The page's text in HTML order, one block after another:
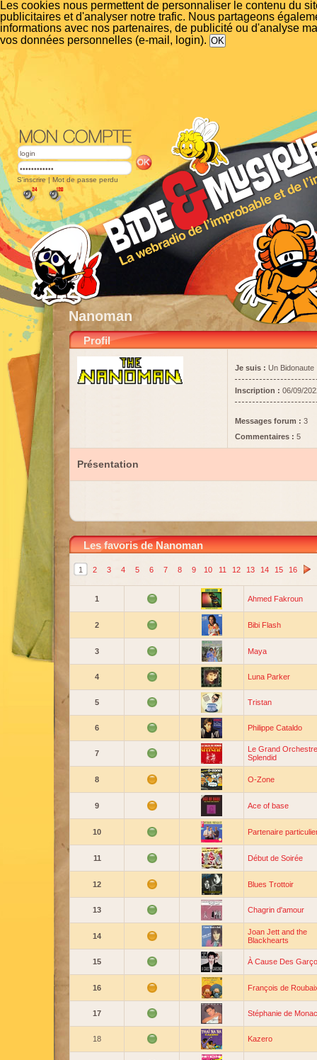
Les cookies nous permettent de personnaliser le contenu du
publicitaires et d'analyser notre trafic. Nous partageons
informations avec nos partenaires, de publicité ou d'analyse
vos données personnelles (e-mail, login).
S'inscrire | Mot de passe perdu
Nanoman
Profil
Je suis : Un Bidonaute
Inscription : 06/09/
Messages forum : 3
Commentaires : 5
Présentation
Les favoris de Nanoman
1 2 3 4 5 6 7 8 9 10 11 12 13 14 15 16
1 Ahmed Fakroun
2 Bibi Flash
3 Maya
4 Luna Parker
5 Tristan
6 Philippe Cataldo
7
Le Grand
Splendid
8 O-Zone
9 Ace of base
10 Partenaire
11 Début de Soirée
12 Blues Trottoir
13 Chagrin d'amour
14
Joan Jett and the
Blackhearts
15 À Cause Des
16 François de
17 Stéphanie de
18 Kazero